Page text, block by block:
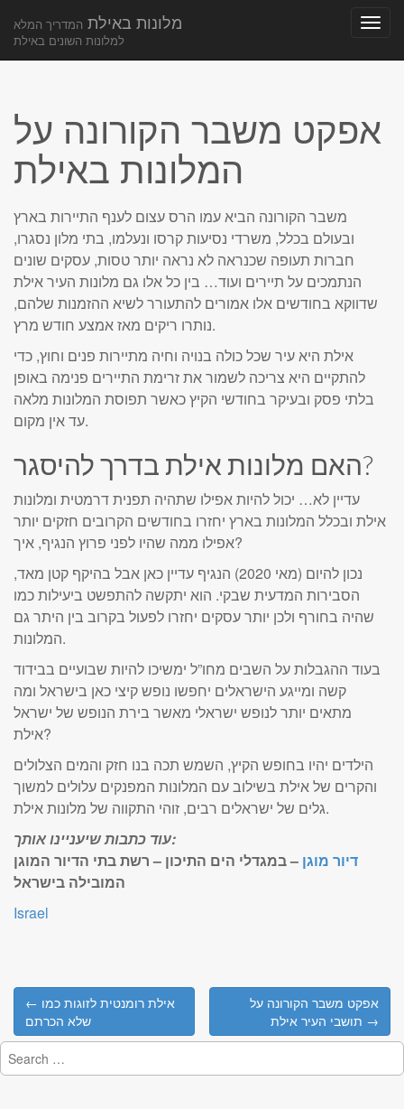
מלונות באילת המדריך המלא
למלונות השונים באילת
אפקט משבר הקורונה על
המלונות באילת
משבר הקורונה הביא עמו הרס עצום לענף התיירות בארץ
ובעולם בכלל, משרדי נסיעות קרסו ונעלמו, בתי מלון נסגרו,
חברות תעופה שכנראה לא נראה יותר טסות, עסקים שונים
הנתמכים על תיירים ועוד… בין כל אלו גם מלונות העיר אילת
שדווקא בחודשים אלו אמורים להתעורר לשיא ההזמנות שלהם,
נותרו ריקים מאז אמצע חודש מרץ.
אילת היא עיר שכל כולה בנויה וחיה מתיירות פנים וחוץ, כדי
להתקיים היא צריכה לשמור את זרימת התיירים פנימה באופן
בלתי פסק ובעיקר בחודשי הקיץ כאשר תפוסת המלונות מלאה
עד אין מקום.
האם מלונות אילת בדרך להיסגר?
עדיין לא… יכול להיות אפילו שתהיה תפנית דרמטית ומלונות
אילת ובכלל המלונות בארץ יחזרו בחודשים הקרובים חזקים יותר
אפילו ממה שהיו לפני פרוץ הנגיף, איך?
נכון להיום (מאי 2020) הנגיף עדיין כאן אבל בהיקף קטן מאד,
הסבירות המדעית שבקי. הוא יתקשה להתפשט ביעילות כמו
שהיה בחורף ולכן יותר עסקים יחזרו לפעול בקרוב בין היתר גם
המלונות.
בעוד ההגבלות על השבים מחו”ל ימשיכו להיות שבועיים בבידוד
קשה ומייגע הישראלים יחפשו נופש קיצי כאן בישראל ומה
מתאים יותר לנופש ישראלי מאשר בירת הנופש של ישראל
אילת?
הילדים יהיו בחופש הקיץ, השמש תכה בנו חזק והמים הצלולים
והקרים של אילת בשילוב עם המלונות המפנקים עלולים למשוך
גלים של ישראלים רבים, זוהי התקווה של מלונות אילת.
עוד כתבות שיעניינו אותך:
דיור מוגן – במגדלי הים התיכון – רשת בתי הדיור המוגן
המובילה בישראל
Israel
Post
navigation
← אילת רומנטית לזוגות כמו
שלא הכרתם
אפקט משבר הקורונה על
תושבי העיר אילת →
Search
for: